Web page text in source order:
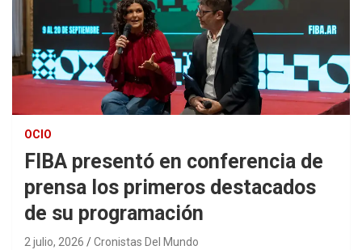
OCIO
FIBA presentó en conferencia de
prensa los primeros destacados
de su programación
2 julio, 2026 Cronistas Del Mundo